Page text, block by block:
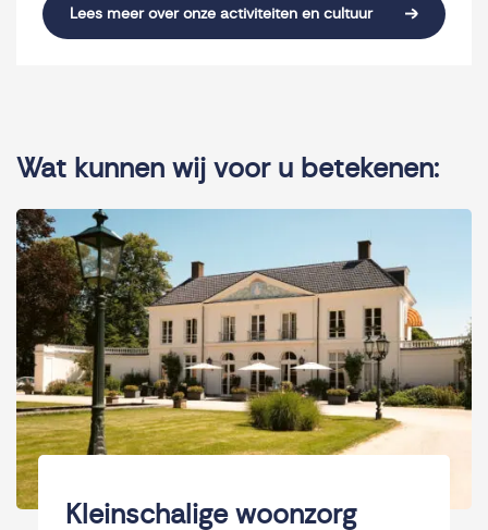
Lees meer over onze activiteiten en cultuur
Wat kunnen wij voor u betekenen:
Kleinschalige woonzorg